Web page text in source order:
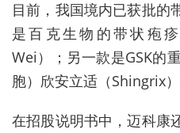
目前，我国境内已获批的
是百克生物的带状疱
Wei ）；另一款是GSK的
胞）欣安立适（Shingrix）
在招股说明书中，迈科康